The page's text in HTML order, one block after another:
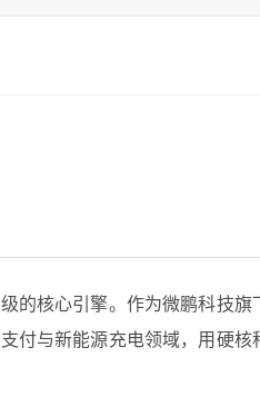
的核心引擎。作为微鹏科技旗
付与新能源充电领域，用硬核